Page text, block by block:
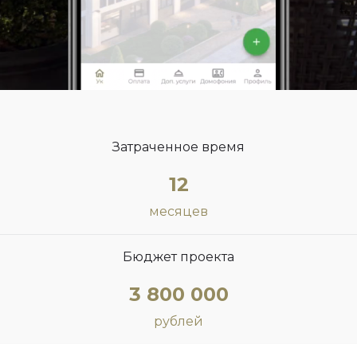
Затраченное время
12
месяцев
Бюджет проекта
3 800 000
рублей